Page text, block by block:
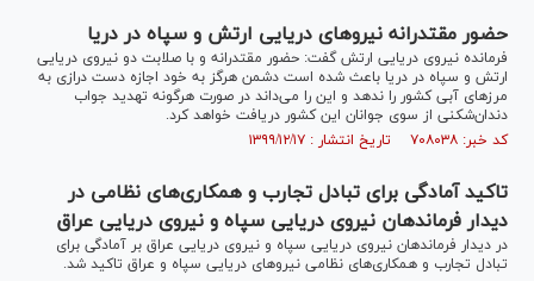
حضور مقتدرانه نیرو‌های دریایی ارتش و سپاه در دریا
فرمانده نیروی دریایی ارتش گفت: حضور مقتدرانه و با صلابت دو نیروی دریایی
ارتش و سپاه در دریا باعث شده است دشمن هرگز به خود اجازه دست درازی به
مرز‌های آبی کشور را ندهد و این را می‌داند در صورت هرگونه تهدید جواب
دندان‌شکنی از سوی جوانان این کشور دریافت خواهد کرد.
کد خبر: ۷۰۸۰۳۸ تاریخ انتشار : ۱۳۹۹/۱۲/۱۷
تاکید آمادگی برای تبادل تجارب و همکاری‌های نظامی در
دیدار فرماندهان نیروی دریایی سپاه و نیروی دریایی عراق
در دیدار فرماندهان نیروی دریایی سپاه و نیروی دریایی عراق بر آمادگی برای
تبادل تجارب و همکاری‌های نظامی نیرو‌های دریایی سپاه و عراق تاکید شد.